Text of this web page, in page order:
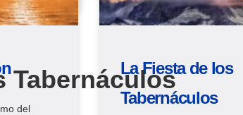
Tabernáculos
del
La Fiesta de los
Tabernáculos